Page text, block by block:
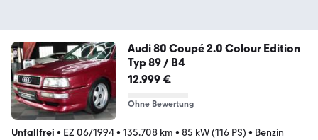
Audi 80 Coupé 2.0 Colour Edition
Typ 89 / B4
12.999 €
Ohne Bewertung
Unfallfrei • EZ 06/1994• 135.708 km • 85 kW (116 PS) • Benzin